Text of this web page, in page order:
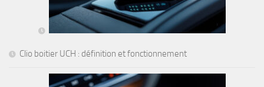
Clio boitier UCH : définition et fonctionnement